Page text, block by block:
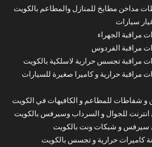
مداخن مطابخ للمنازل والمطاعم بالكويت
سيارات
مراقبة الجهراء
مراقبة الفردوس
مراقبة تجسس حرارية لاسلكية بالكويت
مراقبة حرارية و كاميرا صغيرة للسيارات
و شفاطات للمطاعم و الكافيهات في الكويت
للجوال و السرداب وسيرفس بالكويت
سيرفس و شبكات ونت بالكويت
كاميرات حرارية و تجسس بالكويت